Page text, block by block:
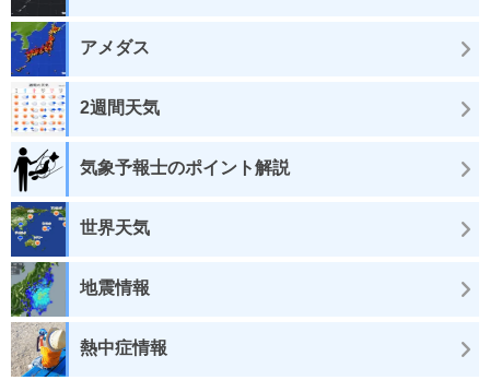
アメダス
2週間天気
気象予報士のポイント解説
世界天気
地震情報
熱中症情報